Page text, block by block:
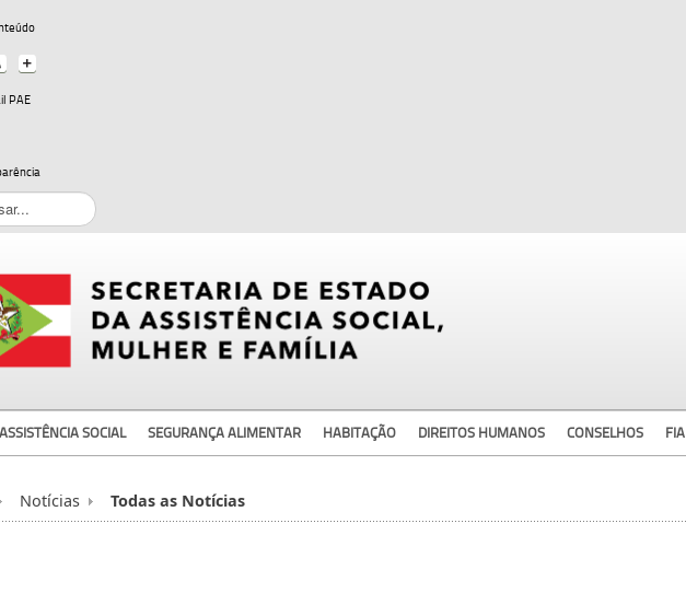
PAE
ASSISTÊNCIA SOCIAL SEGURANÇA ALIMENTAR HABITAÇÃO DIREITOS HUMANOS CONSELHOS FIA
Notícias Todas as Notícias